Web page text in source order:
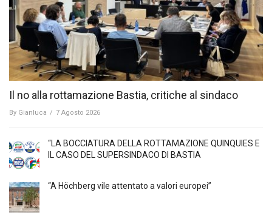
Il no alla rottamazione Bastia, critiche al sindaco
By Gianluca / 7 Agosto 2026
“LA BOCCIATURA DELLA ROTTAMAZIONE QUINQUIES E
IL CASO DEL SUPERSINDACO DI BASTIA
“A Höchberg vile attentato a valori europei”